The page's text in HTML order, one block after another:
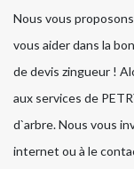
Nous vous
vous aider dans la
de devis zingueur !
aux services de
d`arbre. Nous vous
internet ou à le